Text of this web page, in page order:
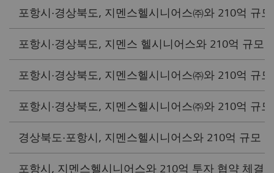
포항시·경상북도, 지멘스헬시니어스㈜와 210억 규
포항시·경상북도, 지멘스 헬시니어스와 210억 규모
포항시·경상북도, 지멘스헬시니어스㈜와 210억 규
포항시·경상북도, 지멘스헬시니어스㈜와 210억 규
경상북도·포항시, 지멘스헬시니어스와 210억 규모
포항시, 지멘스헬시니어스와 210억 투자 협약 체결(